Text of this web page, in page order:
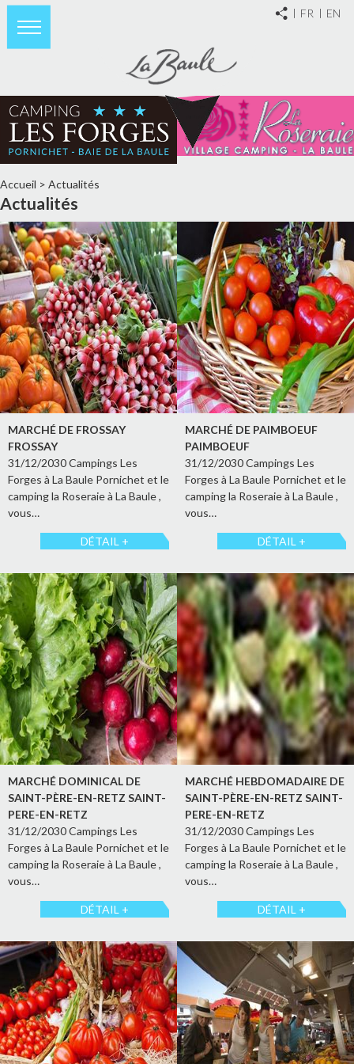
FR EN
Accueil > Actualités
Actualités
MARCHÉ DE FROSSAY
FROSSAY
31/12/2030 Campings Les
Forges à La Baule Pornichet et le
camping la Roseraie à La Baule ,
vous…
DÉTAIL +
MARCHÉ DE PAIMBOEUF
PAIMBOEUF
31/12/2030 Campings Les
Forges à La Baule Pornichet et le
camping la Roseraie à La Baule ,
vous…
DÉTAIL +
MARCHÉ DOMINICAL DE
SAINT-PÈRE-EN-RETZ SAINT-
PERE-EN-RETZ
31/12/2030 Campings Les
Forges à La Baule Pornichet et le
camping la Roseraie à La Baule ,
vous…
DÉTAIL +
MARCHÉ HEBDOMADAIRE DE
SAINT-PÈRE-EN-RETZ SAINT-
PERE-EN-RETZ
31/12/2030 Campings Les
Forges à La Baule Pornichet et le
camping la Roseraie à La Baule ,
vous…
DÉTAIL +